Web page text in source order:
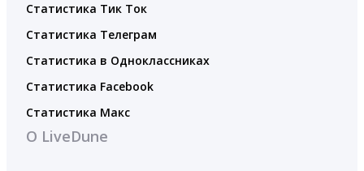
Статистика Тик Ток
Статистика Телеграм
Статистика в Одноклассниках
Статистика Facebook
Статистика Макс
О LiveDune